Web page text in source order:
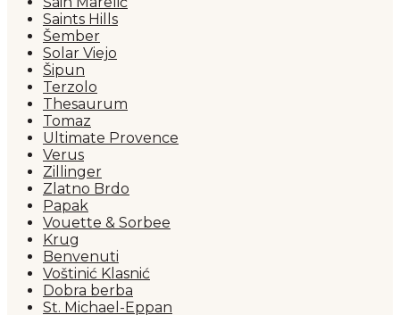
Saints Hills
Šember
Solar Viejo
Šipun
Terzolo
Thesaurum
Tomaz
Ultimate Provence
Verus
Zillinger
Zlatno Brdo
Papak
Vouette & Sorbee
Krug
Benvenuti
Voštinić Klasnić
Dobra berba
St. Michael-Eppan